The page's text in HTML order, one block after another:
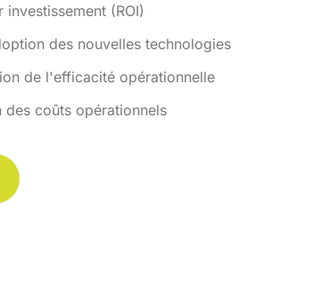
investissement (ROI)
des nouvelles technologies
de l'efficacité opérationnelle
des coûts opérationnels